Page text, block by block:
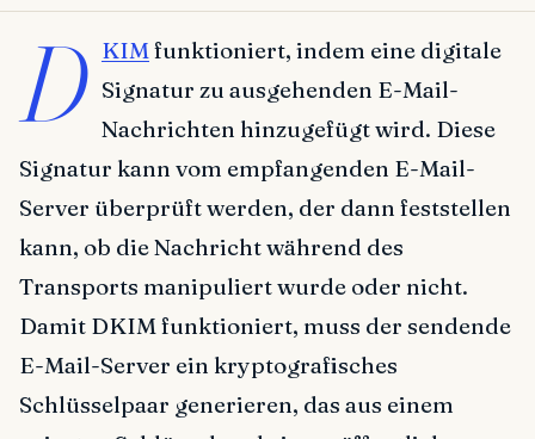
D KIMfunktioniert, indem eine digitale
Signatur zu ausgehenden E-Mail-
Nachrichten hinzugefügt wird. Diese
Signatur kann vom empfangenden E-Mail-
Server überprüft werden, der dann feststellen
kann, ob die Nachricht während des
Transports manipuliert wurde oder nicht.
Damit DKIM funktioniert, muss der sendende
E-Mail-Server ein kryptografisches
Schlüsselpaar generieren, das aus einem